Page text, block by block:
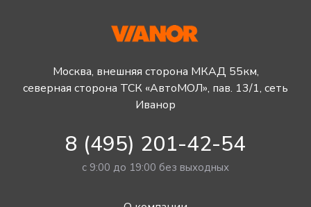
Москва, внешняя сторона МКАД 55км,
северная сторона ТСК «АвтоМОЛ», пав. 13/1, сеть
Иванор
8 (495) 201-42-54
с 9:00 до 19:00 без выходных